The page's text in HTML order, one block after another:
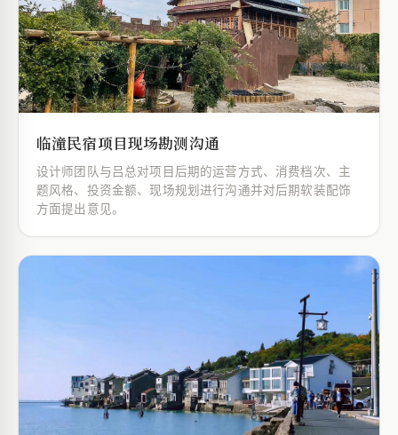
临潼民宿项目现场勘测沟通
设计师团队与吕总对项目后期的运营方式、消费档次、主
题风格、投资金额、现场规划进行沟通并对后期软装配饰
方面提出意见。